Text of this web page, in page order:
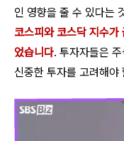
인 영향을 줄 수 있다는
코스피와 코스닥 지수가
었습니다. 투자자들은
신중한 투자를 고려해야